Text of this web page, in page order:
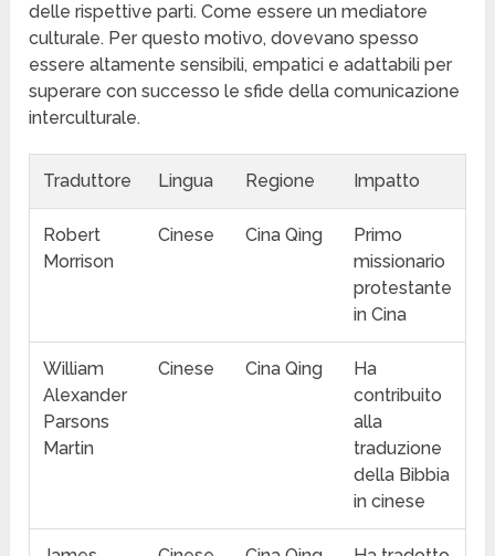
delle rispettive parti. Come essere un mediatore
culturale. Per questo motivo, dovevano spesso
essere altamente sensibili, empatici e adattabili per
superare con successo le sfide della comunicazione
interculturale.
Traduttore Lingua Regione Impatto
Robert
Morrison
Cinese Cina Qing
Primo
missionario
protestante
in Cina
William
Alexander
Parsons
Martin
Cinese Cina Qing
Ha
contribuito
alla
traduzione
della Bibbia
in cinese